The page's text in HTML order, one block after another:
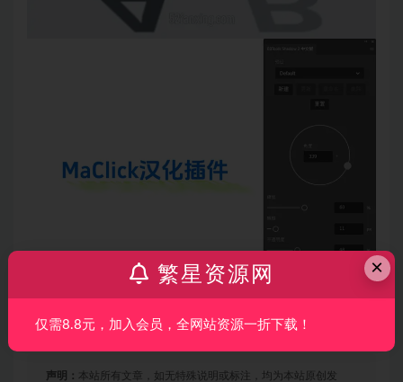
声明： 本站所有文章，如无特殊说明或标注，均为本站原创发
×
繁星资源网
仅需8.8元，加入会员，全网站资源一折下载！